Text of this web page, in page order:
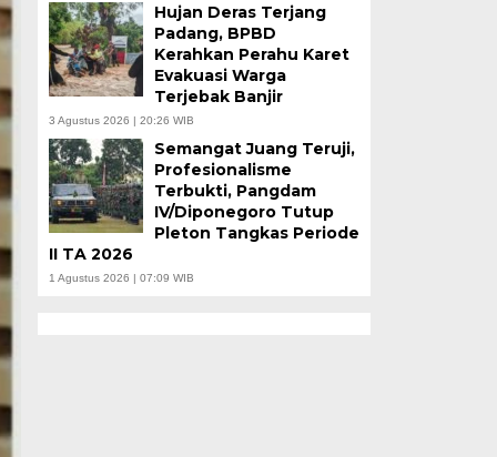
Hujan Deras Terjang
Padang, BPBD
Kerahkan Perahu Karet
Evakuasi Warga
Terjebak Banjir
3 Agustus 2026 | 20:26 WIB
Semangat Juang Teruji,
Profesionalisme
Terbukti, Pangdam
IV/Diponegoro Tutup
Pleton Tangkas Periode
II TA 2026
1 Agustus 2026 | 07:09 WIB